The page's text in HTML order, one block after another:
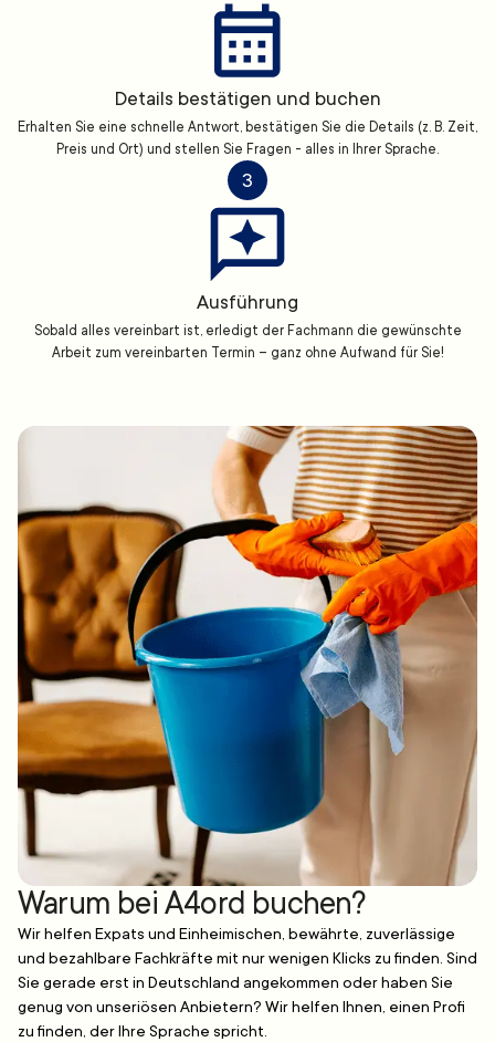
Details bestätigen und buchen
Erhalten Sie eine schnelle Antwort, bestätigen Sie die Details (z. B. Zeit,
Preis und Ort) und stellen Sie Fragen - alles in Ihrer Sprache.
3
Ausführung
Sobald alles vereinbart ist, erledigt der Fachmann die gewünschte
Arbeit zum vereinbarten Termin – ganz ohne Aufwand für Sie!
Warum bei A4ord buchen?
Wir helfen Expats und Einheimischen, bewährte, zuverlässige
und bezahlbare Fachkräfte mit nur wenigen Klicks zu finden. Sind
Sie gerade erst in Deutschland angekommen oder haben Sie
genug von unseriösen Anbietern? Wir helfen Ihnen, einen Profi
zu finden, der Ihre Sprache spricht.